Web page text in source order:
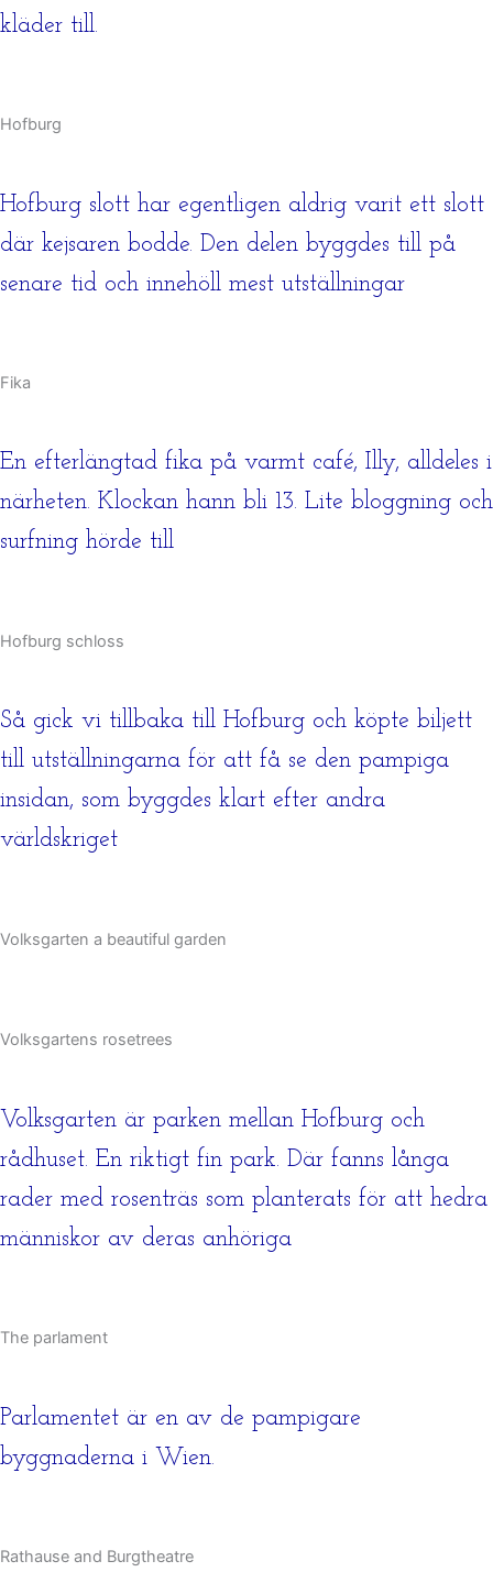
kläder till.
Hofburg
Hofburg slott har egentligen aldrig varit ett slott
där kejsaren bodde. Den delen byggdes till på
senare tid och innehöll mest utställningar
Fika
En efterlängtad fika på varmt café, Illy, alldeles i
närheten. Klockan hann bli 13. Lite bloggning och
surfning hörde till
Hofburg schloss
Så gick vi tillbaka till Hofburg och köpte biljett
till utställningarna för att få se den pampiga
insidan, som byggdes klart efter andra
världskriget
Volksgarten a beautiful garden
Volksgartens rosetrees
Volksgarten är parken mellan Hofburg och
rådhuset. En riktigt fin park. Där fanns långa
rader med rosenträs som planterats för att hedra
människor av deras anhöriga
The parlament
Parlamentet är en av de pampigare
byggnaderna i Wien.
Rathause and Burgtheatre